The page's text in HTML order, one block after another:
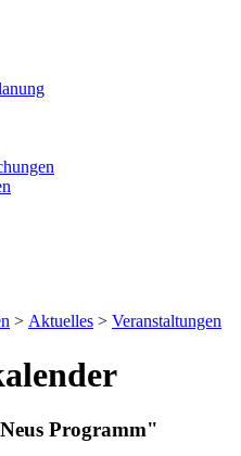
> Aktuelles > Veranstaltungen
Programm"